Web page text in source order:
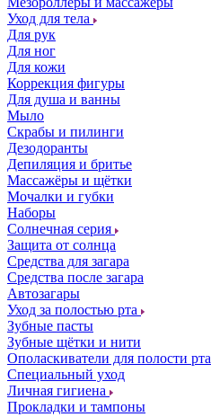
Уход для тела
Для рук
Для ног
Для кожи
Коррекция фигуры
Для душа и ванны
Мыло
Скрабы и пилинги
Дезодоранты
Депиляция и бритье
Массажёры и щётки
Мочалки и губки
Наборы
Солнечная серия
Защита от солнца
Средства для загара
Средства после загара
Автозагары
Уход за полостью рта
Зубные пасты
Зубные щётки и нити
Ополаскиватели для полости рта
Специальный уход
Личная гигиена
Прокладки и тампоны